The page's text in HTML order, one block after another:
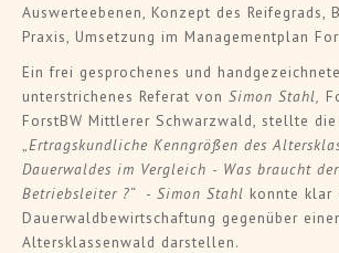
Auswerteebenen, Konzept des Reifegrads,
Praxis, Umsetzung im Managementplan
Ein frei gesprochenes und
unterstrichenes Referat von Simon Stahl,
ForstBW Mittlerer Schwarzwald, stellte die
„Ertragskundliche Kenngrößen des
Dauerwaldes im Vergleich - Was braucht
Betriebsleiter ?“ - Simon Stahl konnte klar
Dauerwaldbewirtschaftung gegenüber
Altersklassenwald darstellen.